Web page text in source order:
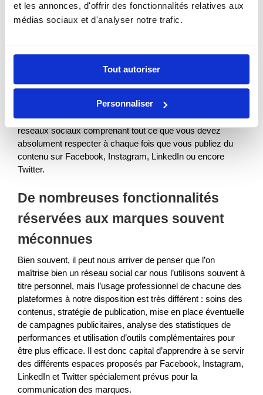
et les annonces, d'offrir des fonctionnalités relatives aux
médias sociaux et d'analyser notre trafic.
Tout autoriser
Personnaliser
vous communiquez en tant qu’entreprise sur les médias
sociaux : vous souhaiterez maintenir les standards,
que vous communiquerez et diffuserez du contenu imagé &
vidéo. Conserver le même ton, utiliser les bonnes polices
Ce n’est jamais une mauvaise idée de créer un guide
réseaux sociaux comprenant tout ce que vous devez
absolument respecter à chaque fois que vous publiez du
contenu sur Facebook, Instagram, LinkedIn ou encore
Twitter.
De nombreuses fonctionnalités
réservées aux marques souvent
méconnues
Bien souvent, il peut nous arriver de penser que l’on
maîtrise bien un réseau social car nous l’utilisons souvent à
titre personnel, mais l’usage professionnel de chacune des
plateformes à notre disposition est très différent : soins des
contenus, stratégie de publication, mise en place éventuelle
de campagnes publicitaires, analyse des statistiques de
performances et utilisation d’outils complémentaires pour
être plus efficace. Il est donc capital d’apprendre à se servir
des différents espaces proposés par Facebook, Instagram,
LinkedIn et Twitter spécialement prévus pour la
communication des marques.